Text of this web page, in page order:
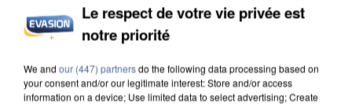
Le respect de votre vie privée est
notre priorité
We and our (447) partnersdo the following data processing based on
your consent and/or our legitimate interest: Store and/or access
information on a device; Use limited data to select advertising; Create